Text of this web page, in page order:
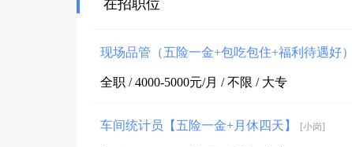
在招职位
现场品管（五险一金+包吃包住+福利待遇好）
全职 / 4000-5000元/月 / 不限 / 大专
车间统计员【五险一金+月休四天】 [小岗]